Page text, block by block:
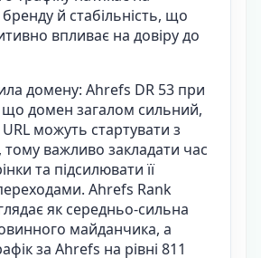
бренду й стабільність, що
впливає на довіру до
домену: Ahrefs DR 53 при
що домен загалом сильний,
можуть стартувати з
тому важливо закладати час
та підсилювати її
Ahrefs Rank
як середньо-сильна
майданчика, а
за Ahrefs на рівні 811